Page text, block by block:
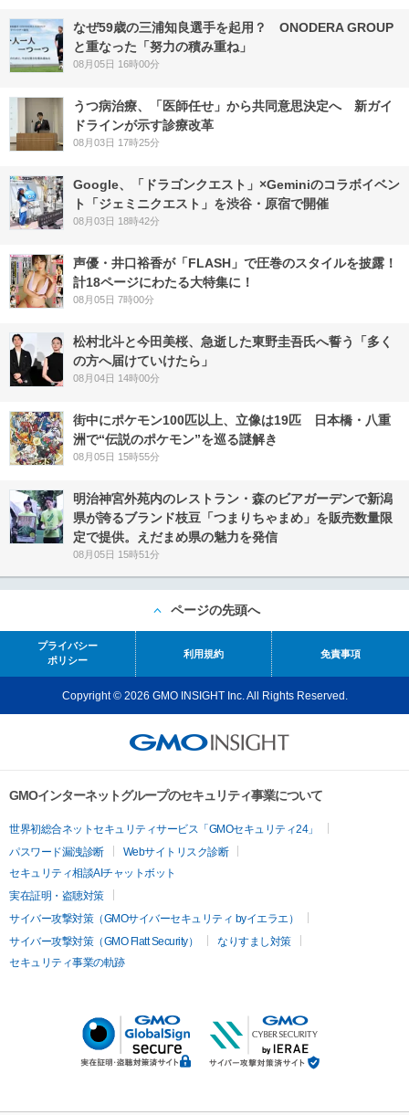
なぜ59歳の三浦知良選手を起用？ ONODERA GROUP
と重なった「努力の積み重ね」
08月05日 16時00分
うつ病治療、「医師任せ」から共同意思決定へ 新ガイ
ドラインが示す診療改革
08月03日 17時25分
Google、「ドラゴンクエスト」×Geminiのコラボイベン
ト「ジェミニクエスト」を渋谷・原宿で開催
08月03日 18時42分
声優・井口裕香が「FLASH」で圧巻のスタイルを披露！
計18ページにわたる大特集に！
08月05日 7時00分
松村北斗と今田美桜、急逝した東野圭吾氏へ誓う「多く
の方へ届けていけたら」
08月04日 14時00分
街中にポケモン100匹以上、立像は19匹 日本橋・八重
洲で“伝説のポケモン”を巡る謎解き
08月05日 15時55分
明治神宮外苑内のレストラン・森のビアガーデンで新潟
県が誇るブランド枝豆「つまりちゃまめ」を販売数量限
定で提供。えだまめ県の魅力を発信
08月05日 15時51分
ページの先頭へ
プライバシー
ポリシー
利用規約 免責事項
Copyright © 2026 GMO INSIGHT Inc. All Rights Reserved.
GMOインターネットグループのセキュリティ事業について
世界初総合ネットセキュリティサービス「GMOセキュリティ24」
パスワード漏洩診断
Webサイトリスク診断
セキュリティ相談AIチャットボット
実在証明・盗聴対策
サイバー攻撃対策（GMOサイバーセキュリティ byイエラエ）
サイバー攻撃対策（GMO Flatt Security）
なりすまし対策
セキュリティ事業の軌跡